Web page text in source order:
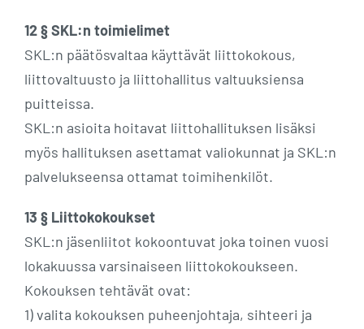
12 § SKL:n toimielimet
SKL:n päätösvaltaa käyttävät liittokokous,
liittovaltuusto ja liittohallitus valtuuksiensa
puitteissa.
SKL:n asioita hoitavat liittohallituksen lisäksi
myös hallituksen asettamat valiokunnat ja SKL:n
palvelukseensa ottamat toimihenkilöt.
13 § Liittokokoukset
SKL:n jäsenliitot kokoontuvat joka toinen vuosi
lokakuussa varsinaiseen liittokokoukseen.
Kokouksen tehtävät ovat:
1) valita kokouksen puheenjohtaja, sihteeri ja